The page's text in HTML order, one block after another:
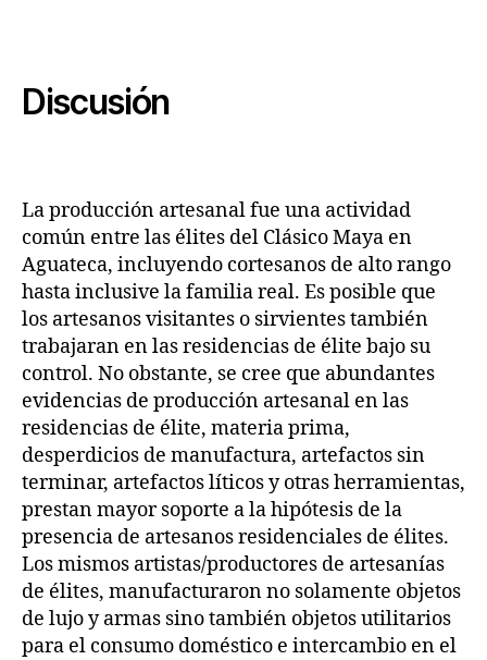
Discusión
La producción artesanal fue una actividad
común entre las élites del Clásico Maya en
Aguateca, incluyendo cortesanos de alto rango
hasta inclusive la familia real. Es posible que
los artesanos visitantes o sirvientes también
trabajaran en las residencias de élite bajo su
control. No obstante, se cree que abundantes
evidencias de producción artesanal en las
residencias de élite, materia prima,
desperdicios de manufactura, artefactos sin
terminar, artefactos líticos y otras herramientas,
prestan mayor soporte a la hipótesis de la
presencia de artesanos residenciales de élites.
Los mismos artistas/productores de artesanías
de élites, manufacturaron no solamente objetos
de lujo y armas sino también objetos utilitarios
para el consumo doméstico e intercambio en el